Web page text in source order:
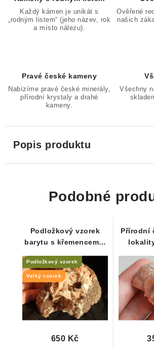
Každý kámen je unikát s
„rodným listem“ (jeho název, rok
a místo nálezu).
Ověřené
našich
Pravé české kameny
Nabízíme pravé české minerály,
přírodní krystaly a drahé
kameny.
Všechny
Popis produktu
Podobné
Podložkový vzorek
barytu s křemencem a
Podložkový vzorek
Velký vzorek
650 Kč
Přírodní